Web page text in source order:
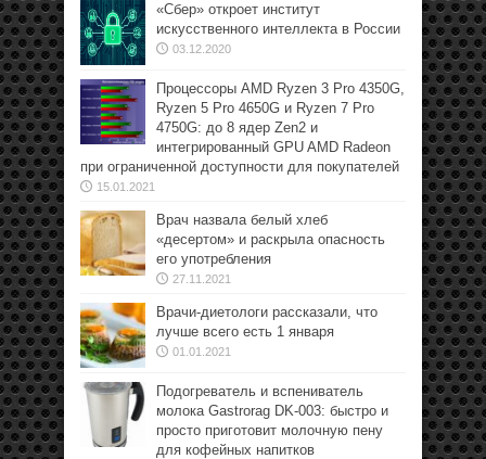
«Сбер» откроет институт
искусственного интеллекта в России
03.12.2020
Процессоры AMD Ryzen 3 Pro 4350G,
Ryzen 5 Pro 4650G и Ryzen 7 Pro
4750G: до 8 ядер Zen2 и
интегрированный GPU AMD Radeon
при ограниченной доступности для покупателей
15.01.2021
Врач назвала белый хлеб
«десертом» и раскрыла опасность
его употребления
27.11.2021
Врачи-диетологи рассказали, что
лучше всего есть 1 января
01.01.2021
Подогреватель и вспениватель
молока Gastrorag DK-003: быстро и
просто приготовит молочную пену
для кофейных напитков